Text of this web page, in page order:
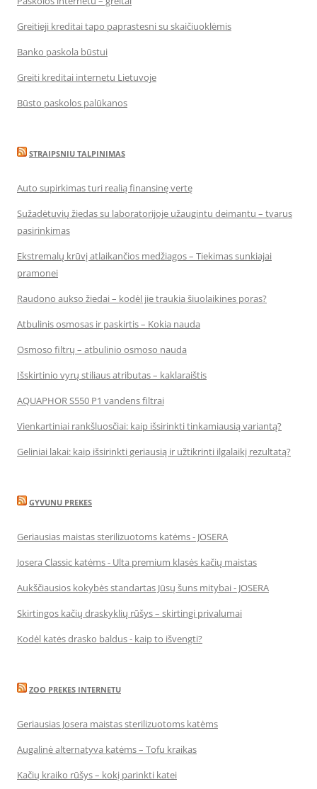
Greitieji kreditai tapo paprastesni su skaičiuoklėmis
Banko paskola būstui
Greiti kreditai internetu Lietuvoje
Būsto paskolos palūkanos
STRAIPSNIU TALPINIMAS
Auto supirkimas turi realią finansinę vertę
Sužadėtuvių žiedas su laboratorijoje užaugintu deimantu – tvarus
pasirinkimas
Ekstremalų krūvį atlaikančios medžiagos – Tiekimas sunkiajai
pramonei
Raudono aukso žiedai – kodėl jie traukia šiuolaikines poras?
Atbulinis osmosas ir paskirtis – Kokia nauda
Osmoso filtrų – atbulinio osmoso nauda
Išskirtinio vyrų stiliaus atributas – kaklaraištis
AQUAPHOR S550 P1 vandens filtrai
Vienkartiniai rankšluosčiai: kaip išsirinkti tinkamiausią variantą?
Geliniai lakai: kaip išsirinkti geriausią ir užtikrinti ilgalaikį rezultatą?
GYVUNU PREKES
Geriausias maistas sterilizuotoms katėms - JOSERA
Josera Classic katėms - Ulta premium klasės kačių maistas
Aukščiausios kokybės standartas Jūsų šuns mitybai - JOSERA
Skirtingos kačių draskyklių rūšys – skirtingi privalumai
Kodėl katės drasko baldus - kaip to išvengti?
ZOO PREKES INTERNETU
Geriausias Josera maistas sterilizuotoms katėms
Augalinė alternatyva katėms – Tofu kraikas
Kačių kraiko rūšys – kokį parinkti katei